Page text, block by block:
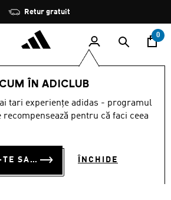
Oprește
rotația
Retur gratuit
0
ÎN ADICLUB
tari experiențe adidas - programul
pentru că faci ceea
CONECTEAZĂ-TE SAU ÎNSCRIE-TE ACUM ÎNCHIDE
Ungaria
·UNGARIA